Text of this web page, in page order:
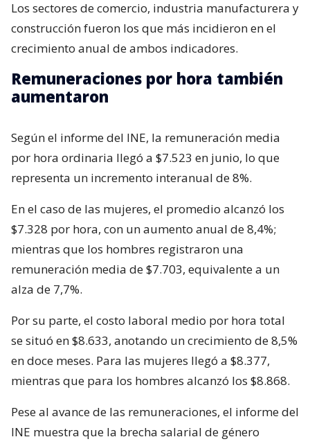
Los sectores de comercio, industria manufacturera y
construcción fueron los que más incidieron en el
crecimiento anual de ambos indicadores.
Remuneraciones por hora también
aumentaron
Según el informe del INE, la remuneración media
por hora ordinaria llegó a $7.523 en junio, lo que
representa un incremento interanual de 8%.
En el caso de las mujeres, el promedio alcanzó los
$7.328 por hora, con un aumento anual de 8,4%;
mientras que los hombres registraron una
remuneración media de $7.703, equivalente a un
alza de 7,7%.
Por su parte, el costo laboral medio por hora total
se situó en $8.633, anotando un crecimiento de 8,5%
en doce meses. Para las mujeres llegó a $8.377,
mientras que para los hombres alcanzó los $8.868.
Pese al avance de las remuneraciones, el informe del
INE muestra que la brecha salarial de género